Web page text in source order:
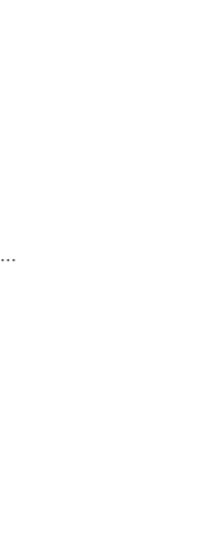
向保罗学宣教 – 回归圣经的宣教学